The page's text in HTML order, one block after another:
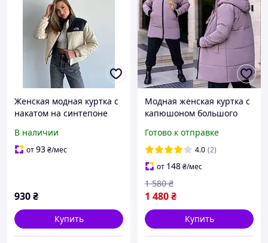
Женская модная куртка с
накатом на синтепоне
0121
В наличии
от93₴/мес
930₴
Купить
Модная женская куртка с
капюшоном большого
Готово к отправке
4.0 (2)
от 148₴/мес
1 480₴
1 580 ₴
Купить